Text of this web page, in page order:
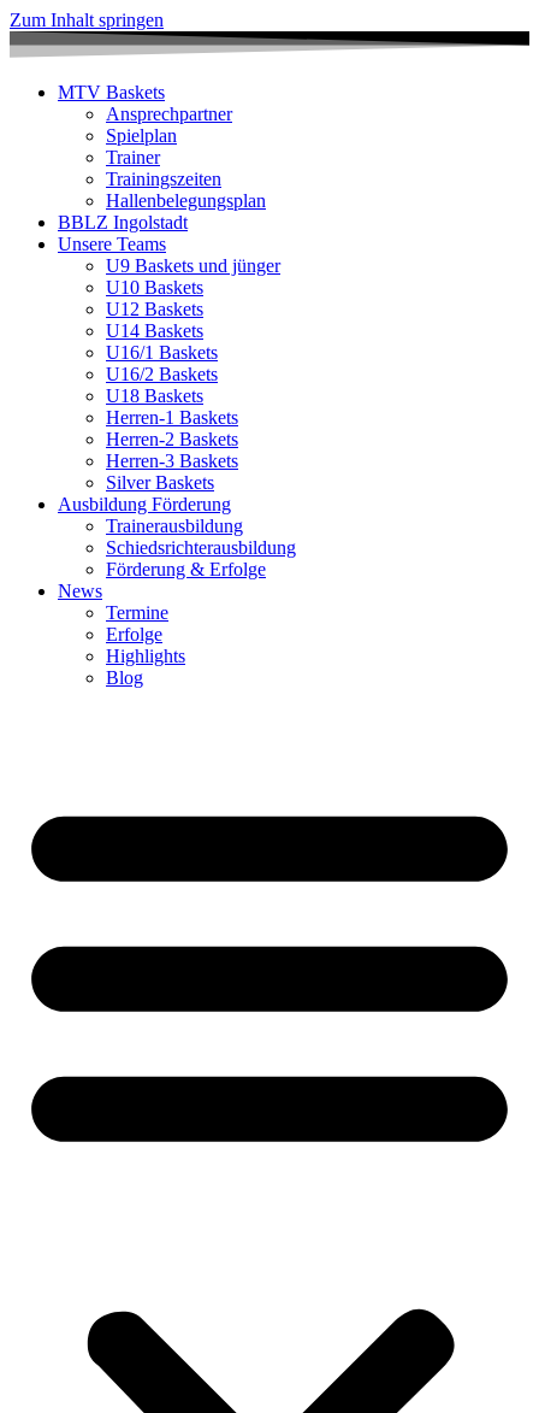
Zum Inhalt springen
MTV Baskets
Ansprechpartner
Spielplan
Trainer
Trainingszeiten
Hallenbelegungsplan
BBLZ Ingolstadt
Unsere Teams
U9 Baskets und jünger
U10 Baskets
U12 Baskets
U14 Baskets
U16/1 Baskets
U16/2 Baskets
U18 Baskets
Herren-1 Baskets
Herren-2 Baskets
Herren-3 Baskets
Silver Baskets
Ausbildung Förderung
Trainerausbildung
Schiedsrichterausbildung
Förderung & Erfolge
News
Termine
Erfolge
Highlights
Blog